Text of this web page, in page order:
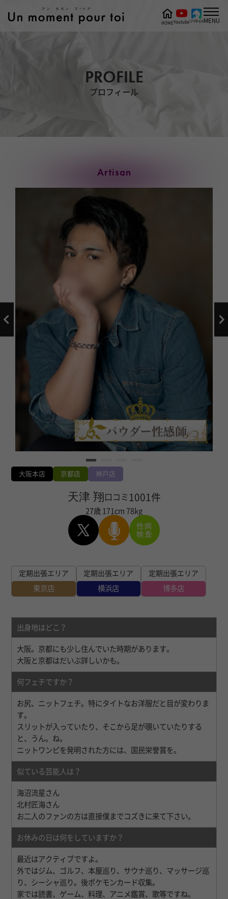
PROFILE
プロフィール
HOMEYoutubeツイキャスMENU
Artisan
大阪本店 京都店 神戸店
天津 翔 口コミ 1001件
27歳 171cm 78kg
定期出張エリア
東京店
定期出張エリア
横浜店
定期出張エリア
博多店
出身地はどこ？
大阪。京都にも少し住んでいた時期があります。
大阪と京都はだいぶ詳しいかも。
何フェチですか？
お尻、ニットフェチ。特にタイトなお洋服だと目が変わりま
す。
スリットが入っていたり、そこから足が覗いていたりする
と、うん。ね。
ニットワンピを発明された方には、国民栄誉賞を。
似ている芸能人は？
海沼流星さん
北村匠海さん
お二人のファンの方は直接僕までコズきに来て下さい。
お休みの日は何をしていますか？
最近はアクティブですよ。
外ではジム、ゴルフ、本屋巡り、サウナ巡り、マッサージ巡
り、シーシャ巡り。後ポケモンカード収集。
家では読書、ゲーム、料理、アニメ鑑賞、歌等ですね。